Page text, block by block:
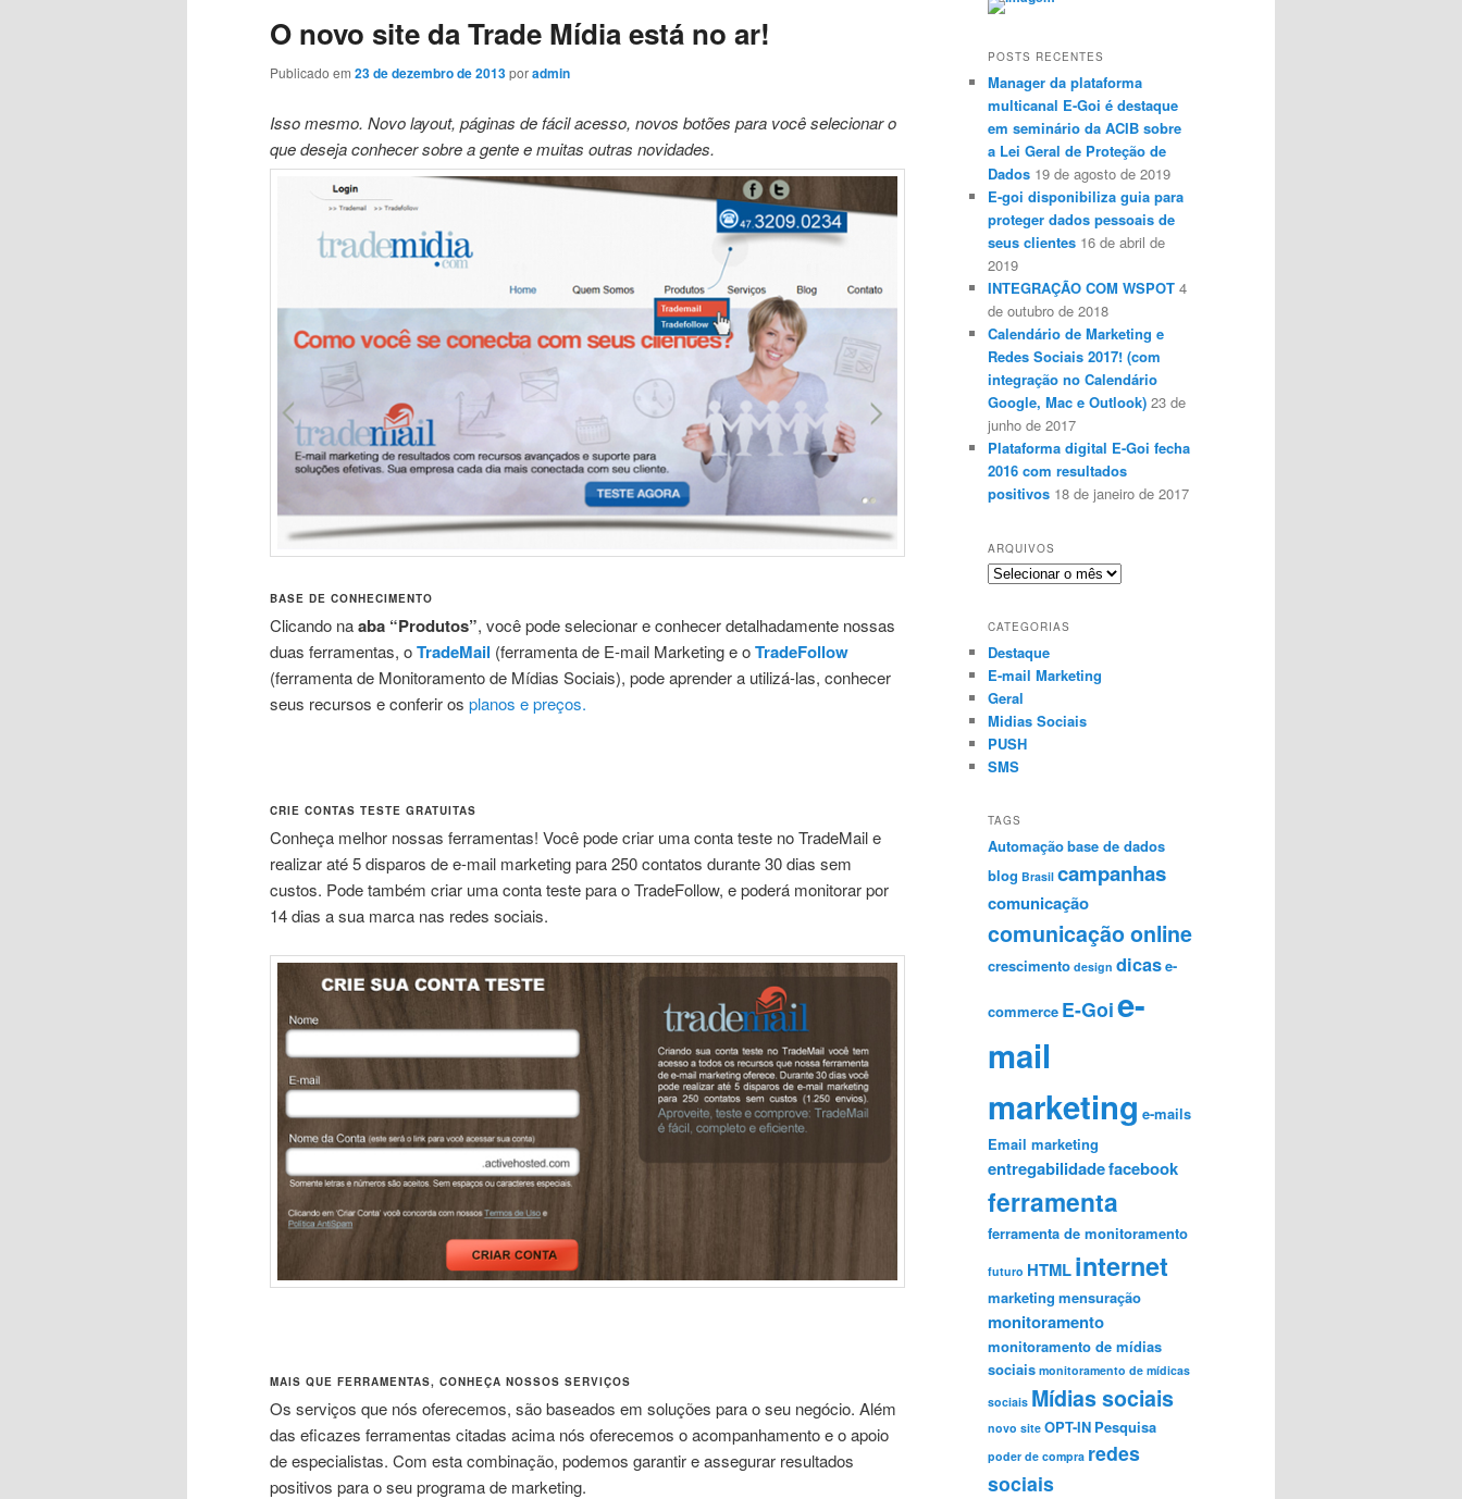
conteúdo
conteúdo
O novo site da Trade Mídia está no ar!
Publicado em 23 de dezembro de 2013poradmin
Isso mesmo. Novo layout, páginas de fácil acesso, novos botões para você selecionar o
que deseja conhecer sobre a gente e muitas outras novidades.
BASE DE CONHECIMENTO
Clicando naaba “Produtos”, você pode selecionar e conhecer detalhadamente nossas
duas ferramentas, oTradeMail (ferramenta de E-mail Marketing e oTradeFollow
(ferramenta de Monitoramento de Mídias Sociais), pode aprender a utilizá-las, conhecer
seus recursos e conferir os planos e preços.
CRIE CONTAS TESTE GRATUITAS
Conheça melhor nossas ferramentas! Você pode criar uma conta teste no TradeMail e
realizar até 5 disparos de e-mail marketing para 250 contatos durante 30 dias sem
custos. Pode também criar uma conta teste para o TradeFollow, e poderá monitorar por
14 dias a sua marca nas redes sociais.
MAIS QUE FERRAMENTAS, CONHEÇA NOSSOS SERVIÇOS
Os serviços que nós oferecemos, são baseados em soluções para o seu negócio. Além
das eficazes ferramentas citadas acima nós oferecemos o acompanhamento e o apoio
de especialistas. Com esta combinação, podemos garantir e assegurar resultados
positivos para o seu programa de marketing.
POSTS RECENTES
Manager da plataforma
multicanal E-Goi é destaque
em seminário da ACIB sobre
a Lei Geral de Proteção de
Dados 19 de agosto de 2019
E-goi disponibiliza guia para
proteger dados pessoais de
seus clientes 16 de abril de
2019
INTEGRAÇÃO COM WSPOT 4
de outubro de 2018
Calendário de Marketing e
Redes Sociais 2017! (com
integração no Calendário
Google, Mac e Outlook) 23 de
junho de 2017
Plataforma digital E-Goi fecha
2016 com resultados
positivos 18 de janeiro de 2017
ARQUIVOS
A
u
i
v
o
s
CATEGORIAS
Destaque
E-mail Marketing
Geral
Midias Sociais
PUSH
SMS
TAGS
Automaçãobase de dados
blog Brasil campanhas
comunicação
comunicação online
crescimento design dicase-
commerce E-Goie-
mail
marketing e-mails
Email marketing
entregabilidadefacebook
ferramenta
ferramenta de monitoramento
futuro HTMLinternet
marketing mensuração
monitoramento
monitoramento de mídias
sociais monitoramento de mídicas
sociais Mídias sociais
novo site OPT-IN Pesquisa
poder de compra redes
sociais